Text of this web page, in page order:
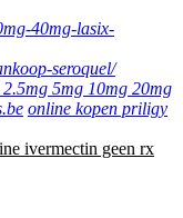
40mg-lasix-
seroquel/
5mg 10mg 20mg
online kopen priligy
ivermectin geen rx